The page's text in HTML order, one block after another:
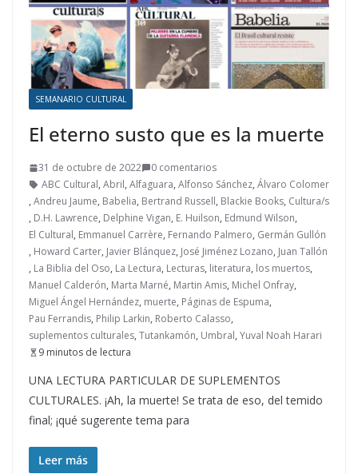
SEMANARIO CULTURAL
El eterno susto que es la muerte
31 de octubre de 2022
0 comentarios
ABC Cultural, Abril, Alfaguara, Alfonso Sánchez, Álvaro Colomer
, Andreu Jaume, Babelia, Bertrand Russell, Blackie Books, Cultura/s
, D.H. Lawrence, Delphine Vigan, E. Huilson, Edmund Wilson,
El Cultural, Emmanuel Carrère, Fernando Palmero, Germán Gullón
, Howard Carter, Javier Blánquez, José Jiménez Lozano, Juan Tallón
, La Biblia del Oso, La Lectura, Lecturas, literatura, los muertos,
Manuel Calderón, Marta Marné, Martin Amis, Michel Onfray,
Miguel Ángel Hernández, muerte, Páginas de Espuma,
Pau Ferrandis, Philip Larkin, Roberto Calasso,
suplementos culturales, Tutankamón, Umbral, Yuval Noah Harari
9 minutos de lectura
UNA LECTURA PARTICULAR DE SUPLEMENTOS
CULTURALES. ¡Ah, la muerte! Se trata de eso, del temido
final; ¡qué sugerente tema para
Leer más